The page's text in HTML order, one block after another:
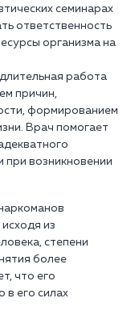
семинарах
ответственность
организма на
работа
причин,
формированием
Врач помогает
при возникновении
из
степени
более
что его
в его силах